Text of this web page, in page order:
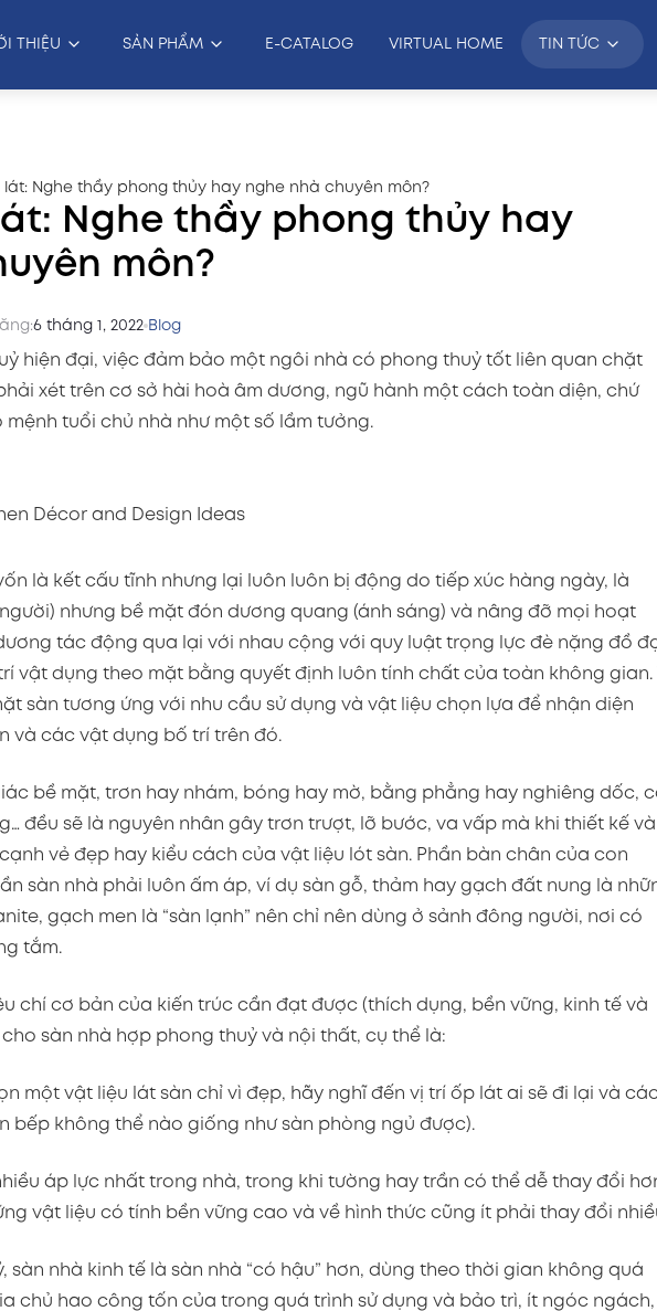
THIỆU SẢN PHẨM E-CATALOG VIRTUAL HOME TIN TỨC
Nghe thầy phong thủy hay nghe nhà chuyên môn?
Nghe thầy phong thủy hay
môn?
6 tháng 1, 2022 Blog
hiện đại, việc đảm bảo một ngôi nhà có phong thuỷ tốt liên quan chặt
xét trên cơ sở hài hoà âm dương, ngũ hành một cách toàn diện, chứ
tuổi chủ nhà như một số lầm tưởng.
là kết cấu tĩnh nhưng lại luôn luôn bị động do tiếp xúc hàng ngày, là
nhưng bề mặt đón dương quang (ánh sáng) và nâng đỡ mọi hoạt
tác động qua lại với nhau cộng với quy luật trọng lực đè nặng đồ
vật dụng theo mặt bằng quyết định luôn tính chất của toàn không gian.
sàn tương ứng với nhu cầu sử dụng và vật liệu chọn lựa để nhận diện
và các vật dụng bố trí trên đó.
bề mặt, trơn hay nhám, bóng hay mờ, bằng phẳng hay nghiêng dốc,
đều sẽ là nguyên nhân gây trơn trượt, lỡ bước, va vấp mà khi thiết kế và
vẻ đẹp hay kiểu cách của vật liệu lót sàn. Phần bàn chân của con
sàn nhà phải luôn ấm áp, ví dụ sàn gỗ, thảm hay gạch đất nung là
gạch men là “sàn lạnh” nên chỉ nên dùng ở sảnh đông người, nơi có
tắm.
chí cơ bản của kiến trúc cần đạt được (thích dụng, bền vững, kinh tế và
sàn nhà hợp phong thuỷ và nội thất, cụ thể là:
một vật liệu lát sàn chỉ vì đẹp, hãy nghĩ đến vị trí ốp lát ai sẽ đi lại và
bếp không thể nào giống như sàn phòng ngủ được).
áp lực nhất trong nhà, trong khi tường hay trần có thể dễ thay đổi
vật liệu có tính bền vững cao và về hình thức cũng ít phải thay đổi
sàn nhà kinh tế là sàn nhà “có hậu” hơn, dùng theo thời gian không quá
chủ hao công tốn của trong quá trình sử dụng và bảo trì, ít ngóc